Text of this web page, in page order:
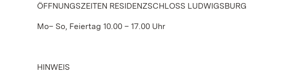
ÖFFNUNGSZEITEN RESIDENZSCHLOSS LUDWIGSBURG
Mo– So, Feiertag 10.00 – 17.00 Uhr
HINWEIS